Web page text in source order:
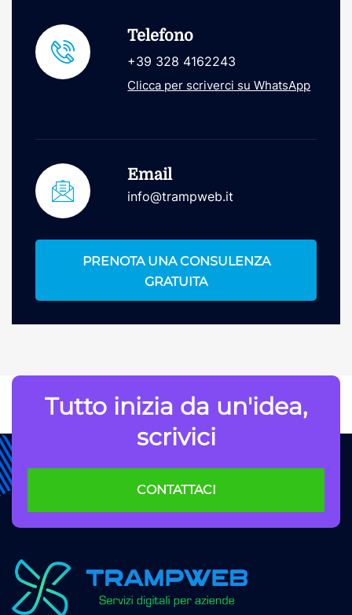
Telefono
+39 328 4162243
Clicca per scriverci su WhatsApp
Email
info@trampweb.it
PRENOTA UNA CONSULENZA
GRATUITA
Tutto inizia da un'idea,
scrivici
CONTATTACI